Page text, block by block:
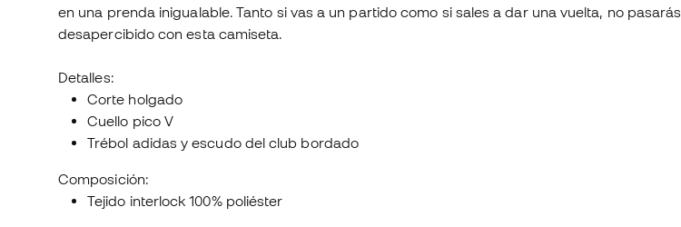
en una prenda inigualable. Tanto si vas a un partido como si sales a dar una vuelta, no pasarás
desapercibido con esta camiseta.
Detalles:
Corte holgado
Cuello pico V
Trébol adidas y escudo del club bordado
Composición:
Tejido interlock 100% poliéster